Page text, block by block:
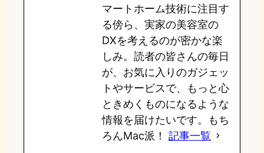
マートホーム技術に注目す
る傍ら、実家の美容室の
DXを考えるのが密かな楽
しみ。読者の皆さんの毎日
が、お気に入りのガジェッ
トやサービスで、もっと心
ときめくものになるような
情報を届けたいです。もち
ろんMac派！ 記事一覧